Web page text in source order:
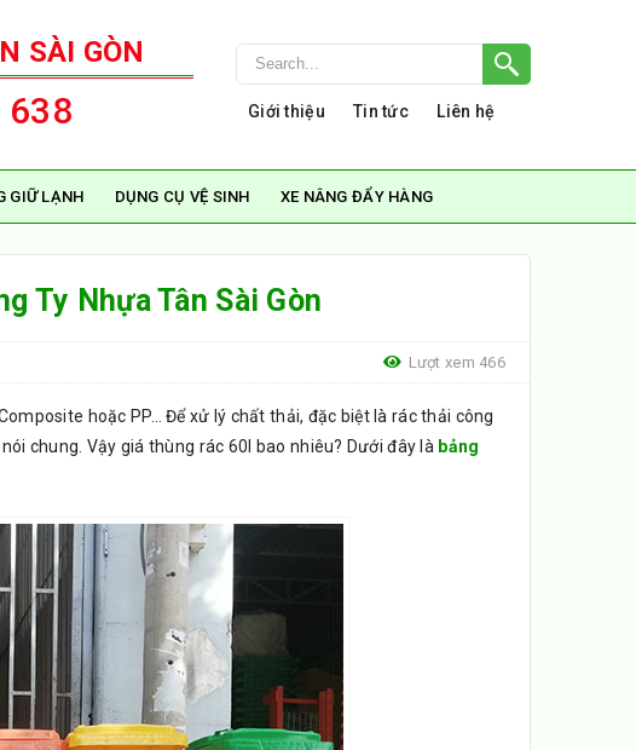
SÀI GÒN
638 Giới thiệu Tin tức Liên hệ
GIỮ LẠNH DỤNG CỤ VỆ SINH XE NÂNG ĐẨY HÀNG
Ty Nhựa Tân Sài Gòn
Lượt xem 466
hoặc PP… Để xử lý chất thải, đặc biệt là rác thải công
chung. Vậy giá thùng rác 60l bao nhiêu? Dưới đây là bảng